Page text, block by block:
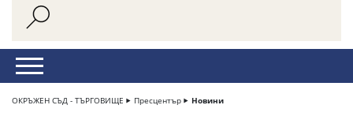
ОКРЪЖЕН СЪД - ТЪРГОВИЩЕ Пресцентър Новини